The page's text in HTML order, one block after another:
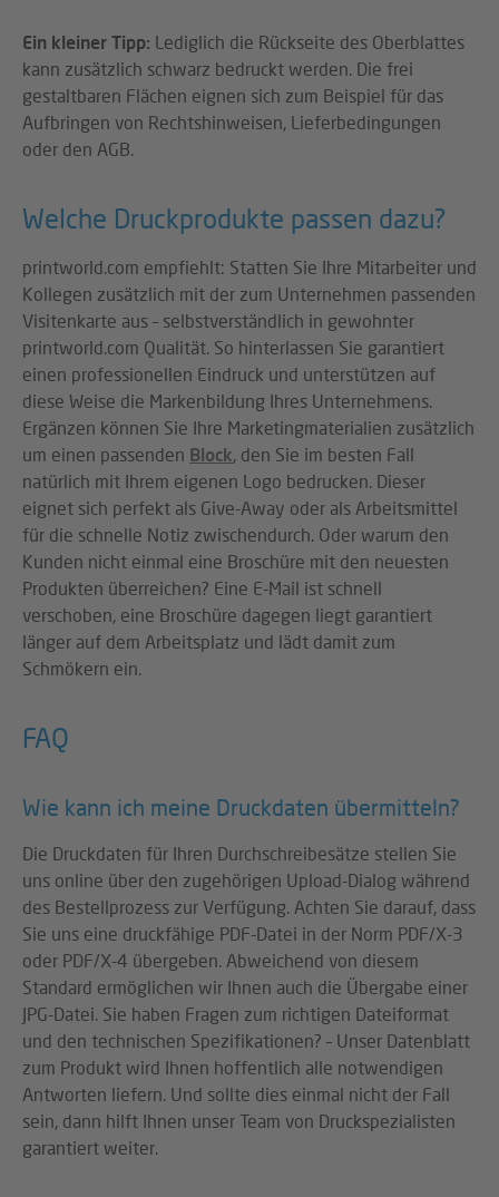
Ein kleiner Tipp: Lediglich die Rückseite des Oberblattes
kann zusätzlich schwarz bedruckt werden. Die frei
gestaltbaren Flächen eignen sich zum Beispiel für das
Aufbringen von Rechtshinweisen, Lieferbedingungen
oder den AGB.
Welche Druckprodukte passen dazu?
printworld.com empfiehlt: Statten Sie Ihre Mitarbeiter und
Kollegen zusätzlich mit der zum Unternehmen passenden
Visitenkarte aus – selbstverständlich in gewohnter
printworld.com Qualität. So hinterlassen Sie garantiert
einen professionellen Eindruck und unterstützen auf
diese Weise die Markenbildung Ihres Unternehmens.
Ergänzen können Sie Ihre Marketingmaterialien zusätzlich
um einen passenden Block, den Sie im besten Fall
natürlich mit Ihrem eigenen Logo bedrucken. Dieser
eignet sich perfekt als Give-Away oder als Arbeitsmittel
für die schnelle Notiz zwischendurch. Oder warum den
Kunden nicht einmal eine Broschüre mit den neuesten
Produkten überreichen? Eine E-Mail ist schnell
verschoben, eine Broschüre dagegen liegt garantiert
länger auf dem Arbeitsplatz und lädt damit zum
Schmökern ein.
FAQ
Wie kann ich meine Druckdaten übermitteln?
Die Druckdaten für Ihren Durchschreibesätze stellen Sie
uns online über den zugehörigen Upload-Dialog während
des Bestellprozess zur Verfügung. Achten Sie darauf, dass
Sie uns eine druckfähige PDF-Datei in der Norm PDF/X-3
oder PDF/X-4 übergeben. Abweichend von diesem
Standard ermöglichen wir Ihnen auch die Übergabe einer
JPG-Datei. Sie haben Fragen zum richtigen Dateiformat
und den technischen Spezifikationen? – Unser Datenblatt
zum Produkt wird Ihnen hoffentlich alle notwendigen
Antworten liefern. Und sollte dies einmal nicht der Fall
sein, dann hilft Ihnen unser Team von Druckspezialisten
garantiert weiter.